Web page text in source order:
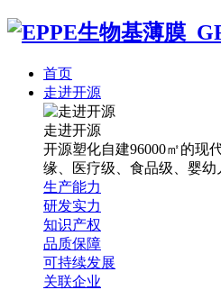
首页
走进开源
走进开源
开源塑化自建96000㎡的现
缘、医疗级、食品级、婴幼
生产能力
研发实力
知识产权
品质保障
可持续发展
关联企业